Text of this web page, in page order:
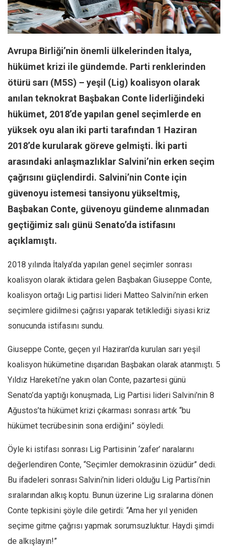
Facebook
Instagram
Editörden
Kemal Özer
Mahmut Toptaş
Yvonne Ridley
Barış Tarımcıoğlu
Ömer Kayani
Yusuf Armağan
Hasanali Yıldırım
Leyla Şerif Emin
Selçuk Türkyılmaz
Mehmet Ali Tekin
Abir E. Nahas
Amina S. Jenenkovic
Bağdagül Öz
Esra Elönü
» Yazar arşivi
Bu Sayı
Tüm Sayılar
Kategoriler
Kültür Sanat
7 soruda bu hafta
Ekonomi
Sağlık
Gıda-Beslenme
Avrupa Birliği’nin önemli ülkelerinden İtalya,
hükümet krizi ile gündemde. Parti renklerinden
ötürü sarı (M5S) – yeşil (Lig) koalisyon olarak
anılan teknokrat Başbakan Conte liderliğindeki
hükümet, 2018’de yapılan genel seçimlerde en
yüksek oyu alan iki parti tarafından 1 Haziran
2018’de kurularak göreve gelmişti. İki parti
arasındaki anlaşmazlıklar Salvini’nin erken seçim
çağrısını güçlendirdi. Salvini’nin Conte için
güvenoyu istemesi tansiyonu yükseltmiş,
Başbakan Conte, güvenoyu gündeme alınmadan
geçtiğimiz salı günü Senato’da istifasını
açıklamıştı.
2018 yılında İtalya’da yapılan genel seçimler sonrası
koalisyon olarak iktidara gelen Başbakan Giuseppe Conte,
koalisyon ortağı Lig partisi lideri Matteo Salvini’nin erken
seçimlere gidilmesi çağrısı yaparak tetiklediği siyasi kriz
sonucunda istifasını sundu.
Giuseppe Conte, geçen yıl Haziran’da kurulan sarı yeşil
koalisyon hükümetine dışarıdan Başbakan olarak atanmıştı. 5
Yıldız Hareketi’ne yakın olan Conte, pazartesi günü
Senato’da yaptığı konuşmada, Lig Partisi lideri Salvini’nin 8
Ağustos’ta hükümet krizi çıkarması sonrası artık “bu
hükümet tecrübesinin sona erdiğini” söyledi.
Öyle ki istifası sonrası Lig Partisinin ‘zafer’ naralarını
değerlendiren Conte, “Seçimler demokrasinin özüdür” dedi.
Bu ifadeleri sonrası Salvini’nin lideri olduğu Lig Partisi’nin
sıralarından alkış koptu. Bunun üzerine Lig sıralarına dönen
Conte tepkisini şöyle dile getirdi: “Ama her yıl yeniden
seçime gitme çağrısı yapmak sorumsuzluktur. Haydi şimdi
de alkışlayın!”